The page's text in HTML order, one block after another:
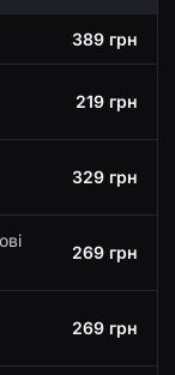
389 грн
219 грн
329 грн
269 грн
269 грн